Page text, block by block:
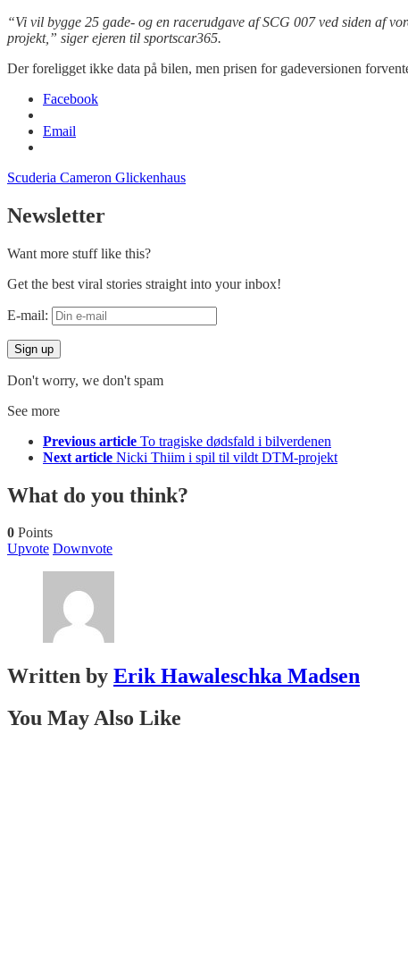
“Vi vil bygge 25 gade- og en racerudgave af SCG 007 ved siden af
projekt,” siger ejeren til sportscar365.
Der foreligget ikke data på bilen, men prisen for gadeversionen
Facebook
Email
Scuderia Cameron Glickenhaus
Newsletter
Want more stuff like this?
Get the best viral stories straight into your inbox!
E-mail:
Don't worry, we don't spam
See more
Previous article To tragiske dødsfald i bilverdenen
Next article Nicki Thiim i spil til vildt DTM-projekt
What do you think?
0 Points
Upvote Downvote
Written by Erik Hawaleschka Madsen
You May Also Like